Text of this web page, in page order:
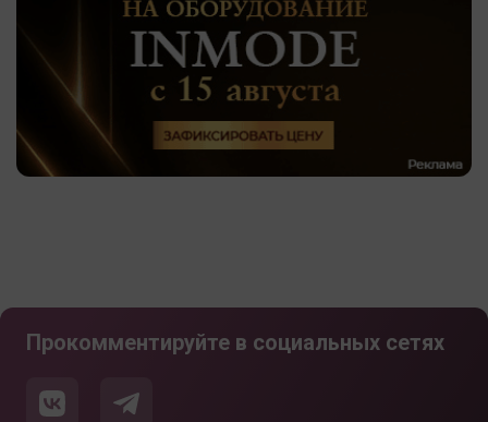
Прокомментируйте в социальных сетях